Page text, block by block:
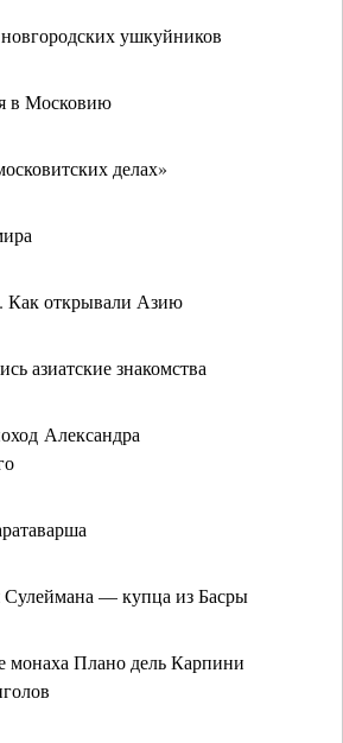
ушкуйников
в Московию
делах»
Как открывали Азию
азиатские знакомства
Александра
— купца из Басры
монаха Плано дель Карпини